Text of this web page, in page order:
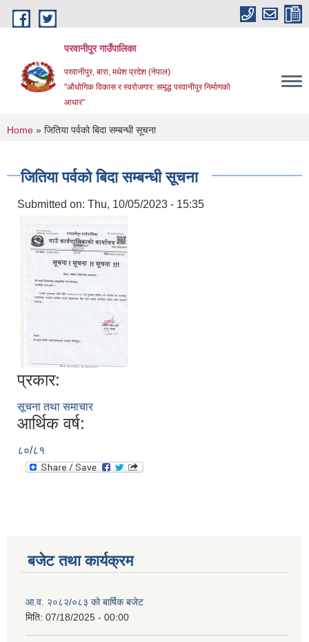
Skip to main content
परवानीपुर गाउँपालिका
परवानीपुर, बारा, मधेश प्रदेश (नेपाल)
"औधोगिक विकास र स्वरोजगार: समृद्ध परवानीपुर निर्माणको
आधार"
You are here
Home » जितिया पर्वको बिदा सम्बन्धी सूचना
जितिया पर्वको बिदा सम्बन्धी सूचना
Submitted on: Thu, 10/05/2023 - 15:35
प्रकार:
सूचना तथा समाचार
आर्थिक वर्ष:
८०/८१
बजेट तथा कार्यक्रम
आ.व. २०८२/०८३ को बार्षिक बजेट
मिति: 07/18/2025 - 00:00